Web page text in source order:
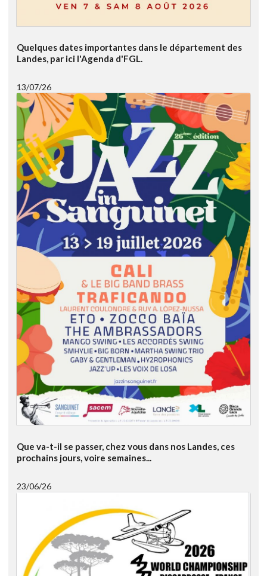
Quelques dates importantes dans le département des
Landes, par ici l'Agenda d'FGL.
13/07/26
Que va-t-il se passer, chez vous dans nos Landes, ces
prochains jours, voire semaines...
23/06/26